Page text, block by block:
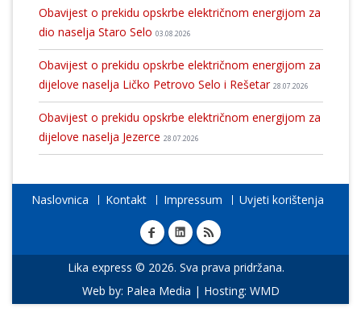
Obavijest o prekidu opskrbe električnom energijom za
dio naselja Staro Selo 03.08.2026
Obavijest o prekidu opskrbe električnom energijom za
dijelove naselja Ličko Petrovo Selo i Rešetar 28.07.2026
Obavijest o prekidu opskrbe električnom energijom za
dijelove naselja Jezerce 28.07.2026
Naslovnica Kontakt Impressum Uvjeti korištenja
Lika express © 2026. Sva prava pridržana.
Web by: Palea Media | Hosting: WMD